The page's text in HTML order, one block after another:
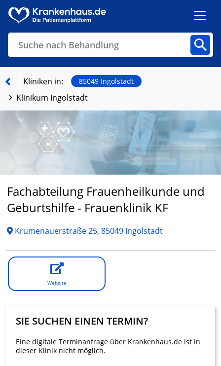
Suche nach Behandlung
Finden
Kliniken in: 85049 Ingolstadt
Klinikum Ingolstadt
Fachabteilung Frauenheilkunde und
Geburtshilfe - Frauenklinik KF
Krumenauerstraße 25, 85049 Ingolstadt
Website
SIE SUCHEN EINEN TERMIN?
Eine digitale Terminanfrage über Krankenhaus.de ist in
dieser Klinik nicht möglich.